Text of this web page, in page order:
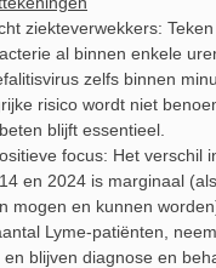
ziekteverwekkers:
al binnen enkele
zelfs binnen
risico wordt niet
blijft essentieel.
focus: Het verschil
en 2024 is marginaal
mogen en kunnen
Lyme-patiënten,
blijven diagnose en